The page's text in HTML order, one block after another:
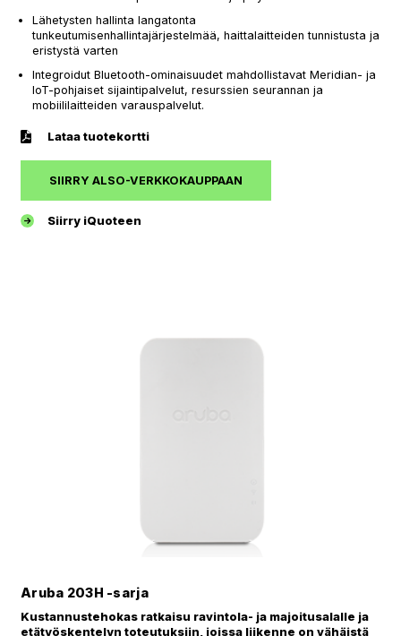
Lähetysten hallinta langatonta
tunkeutumisenhallintajärjestelmää, haittalaitteiden tunnistusta ja
eristystä varten
Integroidut Bluetooth-ominaisuudet mahdollistavat Meridian- ja
IoT-pohjaiset sijaintipalvelut, resurssien seurannan ja
mobiililaitteiden varauspalvelut.
Lataa tuotekortti
SIIRRY ALSO-VERKKOKAUPPAAN
Siirry iQuoteen
Aruba 203H -sarja
Kustannustehokas ratkaisu ravintola- ja majoitusalalle ja
etätyöskentelyn toteutuksiin, joissa liikenne on vähäistä